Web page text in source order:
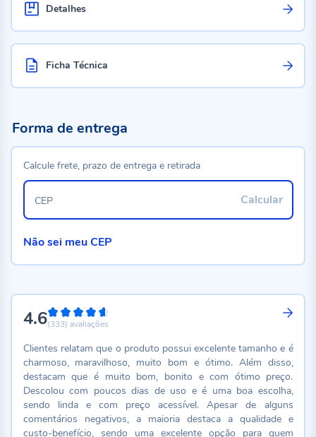
Detalhes
Ficha Técnica
4.692%
(333) avaliações
Clientes relatam que o produto possui excelente tamanho e é
charmoso, maravilhoso, muito bom e ótimo. Além disso,
destacam que é muito bom, bonito e com ótimo preço.
Descolou com poucos dias de uso e é uma boa escolha,
sendo linda e com preço acessível. Apesar de alguns
comentários negativos, a maioria destaca a qualidade e
custo-benefício, sendo uma excelente opção para quem
Forma de entrega
Calcule frete, prazo de entrega e retirada
Calcular
CEP
Não sei meu CEP